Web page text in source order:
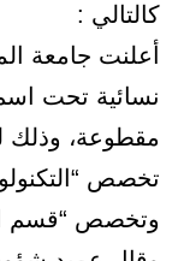
كالتالي :
أعلنت جامعة
نسائية تحت
مقطوعة، وذلك
تخصص
وتخصص “قسم